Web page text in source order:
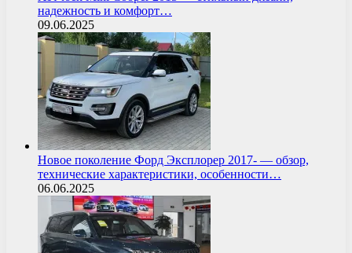
надежность и комфорт…
09.06.2025
Новое поколение Форд Эксплорер 2017- — обзор,
технические характеристики, особенности…
06.06.2025